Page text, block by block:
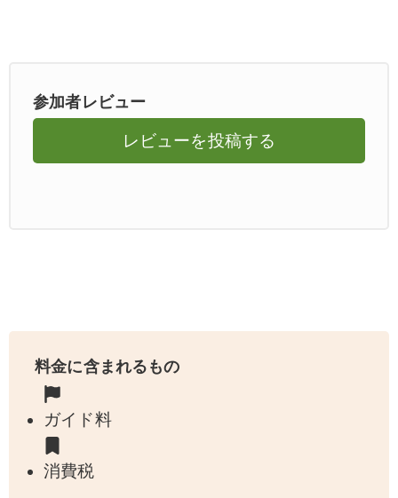
参加者レビュー
レビューを投稿する
料金に含まれるもの
ガイド料
消費税